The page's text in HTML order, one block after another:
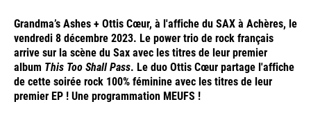
Grandma’s Ashes + Ottis Cœur, à l'affiche du SAX à Achères, le
vendredi 8 décembre 2023. Le power trio de rock français
arrive sur la scène du Sax avec les titres de leur premier
album This Too Shall Pass. Le duo Ottis Cœur partage l'affiche
de cette soirée rock 100% féminine avec les titres de leur
premier EP ! Une programmation MEUFS !